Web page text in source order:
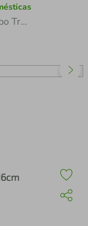
Caldeirão com Cabo Tramontina Inox - 16cm